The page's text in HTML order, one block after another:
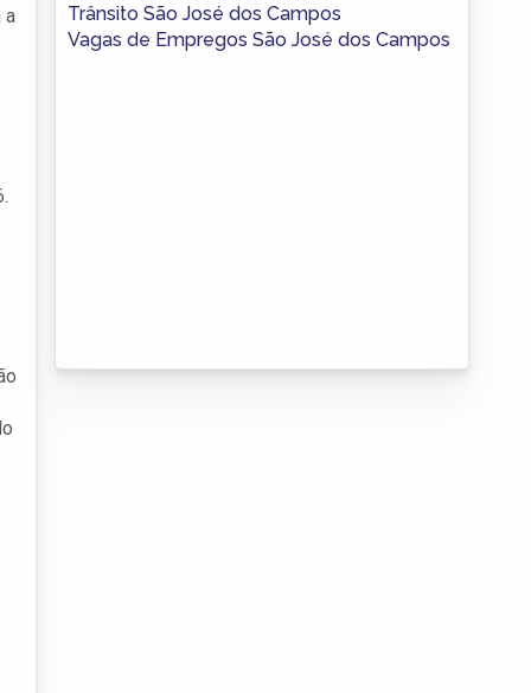
a
Trânsito São José dos Campos
Vagas de Empregos São José dos Campos